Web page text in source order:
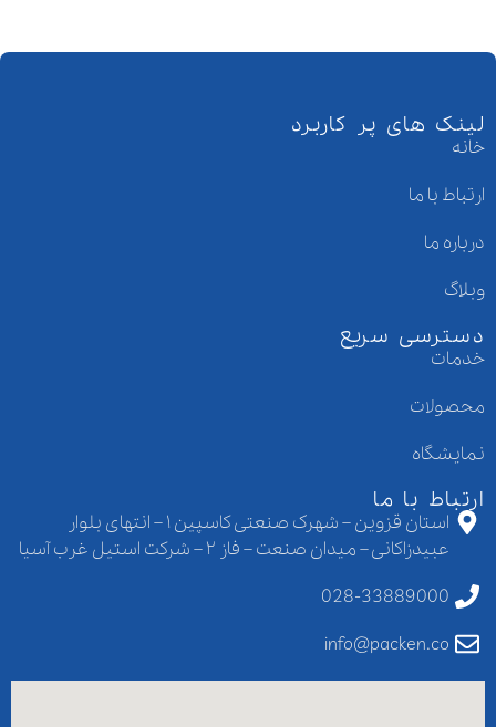
لینک های پر کاربرد
خانه
ارتباط با ما
درباره ما
وبلاگ
دسترسی سریع
خدمات
محصولات
نمایشگاه
ارتباط با ما
استان قزوین – شهرک صنعتی کاسپین ۱ – انتهای بلوار
عبیدزاکانی – میدان صنعت – فاز ۲ – شرکت استیل غرب آسیا
028-33889000
info@packen.co